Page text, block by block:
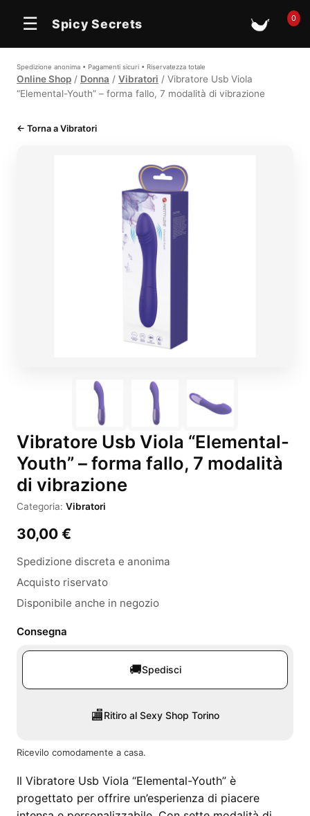
☰ Spicy Secrets 🛒0
Spedizione anonima • Pagamenti sicuri • Riservatezza totale
Online Shop / Donna / Vibratori / Vibratore Usb Viola
“Elemental-Youth” – forma fallo, 7 modalità di vibrazione
← Torna a Vibratori
Vibratore Usb Viola “Elemental-
Youth” – forma fallo, 7 modalità
di vibrazione
Categoria: Vibratori
30,00 €
Spedizione discreta e anonima
Acquisto riservato
Disponibile anche in negozio
Consegna
🚚Spedisci
🏬Ritiro al Sexy Shop Torino
Ricevilo comodamente a casa.
Il Vibratore Usb Viola “Elemental-Youth” è
progettato per offrire un’esperienza di piacere